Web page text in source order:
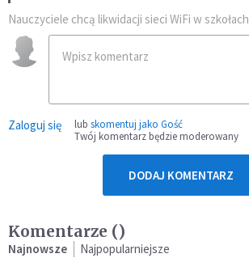
Nauczyciele chcą likwidacji sieci WiFi w szkołach
Zaloguj się lub skomentuj jako Gość
Twój komentarz będzie moderowany
DODAJ KOMENTARZ
Komentarze ()
Najnowsze Najpopularniejsze